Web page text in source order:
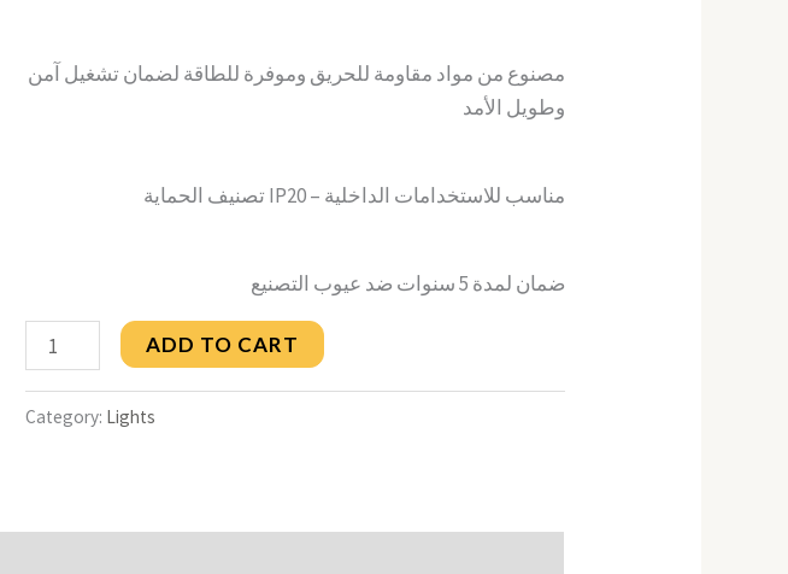
مصنوع من مواد مقاومة للحريق وموفرة للطاقة لضمان تشغيل آمن
وطويل الأمد
تصنيف الحماية IP20 – مناسب للاستخدامات الداخلية
ضمان لمدة 5 سنوات ضد عيوب التصنيع
ADD TO CART
Category: Lights